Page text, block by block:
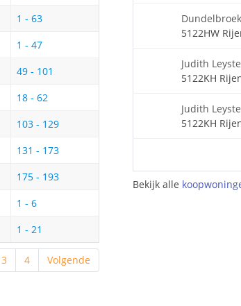
1 - 63
1 - 47
49 - 101
18 - 62
103 - 129
131 - 173
175 - 193
1 - 6
1 - 21
3 4 Volgende
5122HW
Judith
5122KH
Judith
5122KH
Bekijk alle